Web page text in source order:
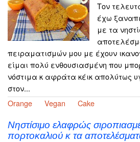
Τον
έχω
με τα
πειραματισμών μου με έχουν
είμαι πολύ ενθουσιασμένη που
νόστιμα κ αφράτα κέικ απολύτως
στον...
Orange
Vegan Cake
Νηστίσιμο ελαφρώς
πορτοκαλιού κ τα